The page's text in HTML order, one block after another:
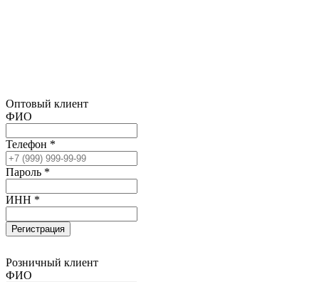
Оптовый клиент
ФИО
Телефон *
Пароль *
ИНН *
Регистрация
Розничный клиент
ФИО